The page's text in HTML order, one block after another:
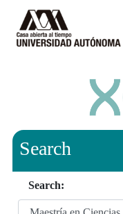
Search
Search: